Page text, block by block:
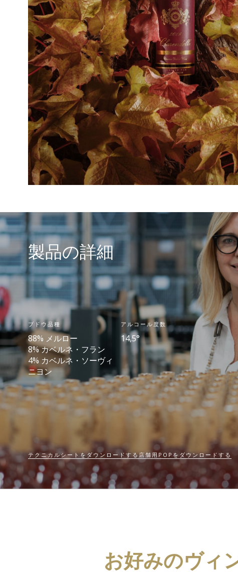
製品の詳細
ブドウ品種
88% メルロー
8% カベルネ・フラン
4% カベルネ・ソーヴィ
ニヨン
アルコール度数
14,5°
テクニカルシートをダウンロードする店舗用POPをダウンロードする
お好みのヴィ